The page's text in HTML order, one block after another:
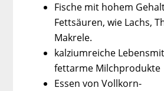
Fische mit hohem
Fettsäuren, wie Lachs,
Makrele.
kalziumreiche
fettarme Milchprodukte
Essen von Vollkorn-